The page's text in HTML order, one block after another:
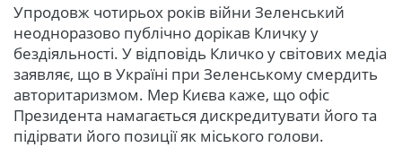
Упродовж чотирьох років війни Зеленський
неодноразово публічно дорікав Кличку у
бездіяльності. У відповідь Кличко у світових медіа
заявляє, що в Україні при Зеленському смердить
авторитаризмом. Мер Києва каже, що офіс
Президента намагається дискредитувати його та
підірвати його позиції як міського голови.